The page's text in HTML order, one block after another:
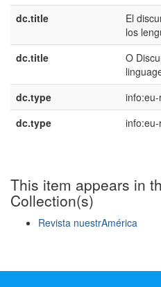
dc.title
El
los
dc.title
O
dc.type
dc.type
info:eu-
This item appears in
Collection(s)
Revista nuestrAmérica